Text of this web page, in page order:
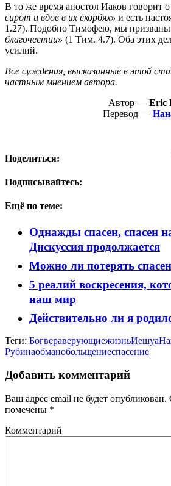
В то же время апостол Иаков говорит
сирот и вдов в их скорбях» и есть
1.27). Подобно Тимофею, мы призваны
благочестии» (1 Тим. 4.7). Оба этих
усилий.
Все суждения, высказанные в этой
частным мнением автора.
Автор — Eric
Перевод —
Поделиться:
Подписывайтесь:
Ещё по теме:
Однажды спасен, спасен
Дискуссия продолжается
Можно ли потерять
5 реалий воскресения,
наш мир
Действительно ли я
Теги: БогвераверующиежизньИешуа
Рубинаобманобольщениеспасение
Добавить комментарий
Ваш адрес email не будет опубликован.
помечены *
Комментарий